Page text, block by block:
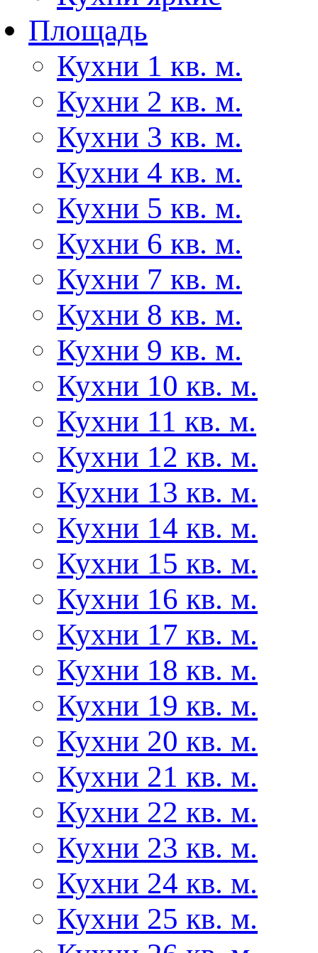
Площадь
Кухни 1 кв. м.
Кухни 2 кв. м.
Кухни 3 кв. м.
Кухни 4 кв. м.
Кухни 5 кв. м.
Кухни 6 кв. м.
Кухни 7 кв. м.
Кухни 8 кв. м.
Кухни 9 кв. м.
Кухни 10 кв. м.
Кухни 11 кв. м.
Кухни 12 кв. м.
Кухни 13 кв. м.
Кухни 14 кв. м.
Кухни 15 кв. м.
Кухни 16 кв. м.
Кухни 17 кв. м.
Кухни 18 кв. м.
Кухни 19 кв. м.
Кухни 20 кв. м.
Кухни 21 кв. м.
Кухни 22 кв. м.
Кухни 23 кв. м.
Кухни 24 кв. м.
Кухни 25 кв. м.